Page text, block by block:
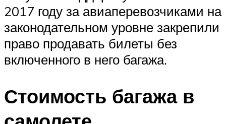
2017 году за авиаперевозчиками на
законодательном уровне закрепили
право продавать билеты без
включенного в него багажа.
Стоимость багажа в